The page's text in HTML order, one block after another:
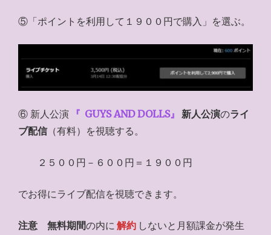
⑤「ポイントを利用して１９００円で購入」を選ぶ。
⑥ 新人公演 『 GUYS AND DOLLS』 新人公演のライ
ブ配信 （有料）を視聴する。
２５００円－６００円＝１９００円
でお得にライブ配信を視聴できます。
注意 無料期間の内に 解約 しないと月額課金が発生